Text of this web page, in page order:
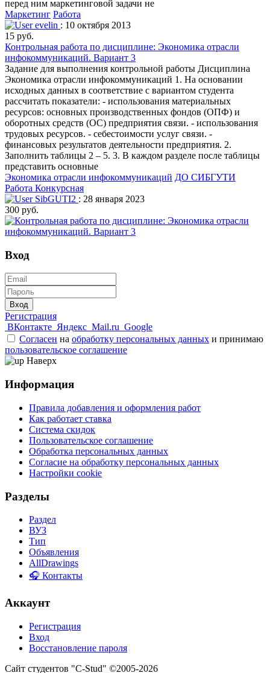
перед ним маркетинговой задачи не
Маркетинг Работа
evelin : 10 октября 2013
15 руб.
Контрольная работа по дисциплине: Экономика отрасли
инфокоммуникаций. Вариант 3
Задание для выполнения контрольной работы Дисциплина
Экономика отрасли инфокоммуникаций 1. На основании
исходных данных в соответствие с вариантом студента
рассчитать показатели: - использования материальных
ресурсов: основных производственных фондов (ОПФ) и
оборотных средств (ОС) предприятия связи. - использования
трудовых ресурсов. - себестоимости услуг связи. -
финансовых результатов деятельности предприятия. 2.
Заполнить таблицы 2 – 5. 3. В каждом разделе после таблицы
представить основные
Экономика отрасли инфокоммуникаций ДО СИБГУТИ
Работа Конкурсная
SibGUTI2 : 28 января 2023
300 руб.
Вход
Вход
Регистрация
ВКонтакте Яндекс Mail.ru Google
Согласен на обработку персональных данных и принимаю
пользовательское соглашение
Наверх
Информация
Правила добавления и оформления работ
Как работает ставка
Система скидок
Пользовательское соглашение
Обработка персональных данных
Согласие на обработку персональных данных
Настройки cookie
Разделы
Раздел
ВУЗ
Тип
Объявления
AllDrawings
🎧 Контакты
Аккаунт
Регистрация
Вход
Восстановление пароля
Сайт студентов "C-Stud" ©2005-2026